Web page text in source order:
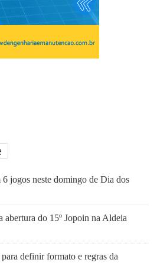
jogos neste domingo de Dia dos
do 15º Jopoin na Aldeia
definir formato e regras da